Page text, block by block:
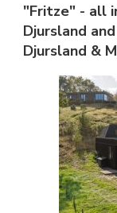
"Fritze" - all
Djursland
Djursland &